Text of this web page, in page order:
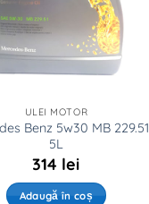
ULEI MOTOR
Benz 5w30 MB 229.51
5L
314 lei
Adaugă în coș